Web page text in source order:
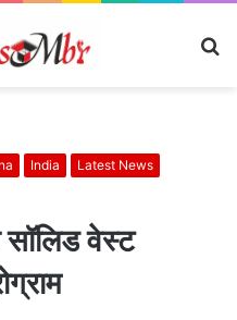
India
Latest News
सॉलिड वेस्ट